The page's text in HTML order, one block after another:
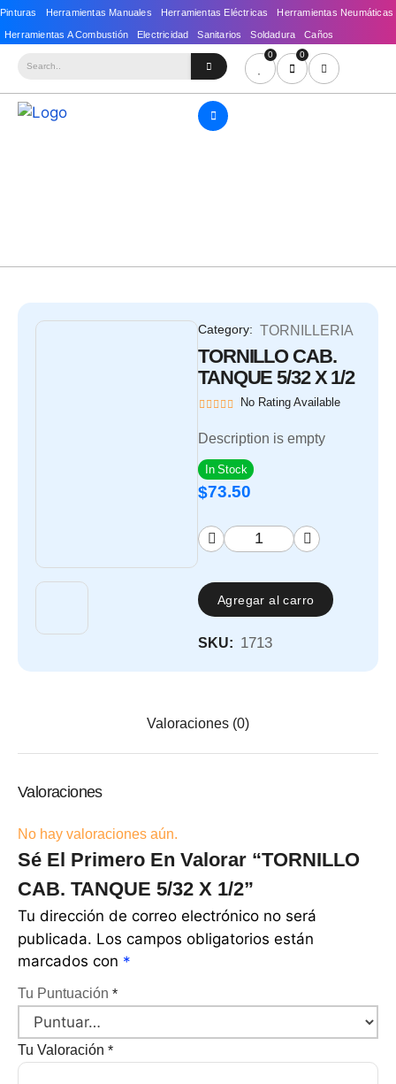
0 0
Category: TORNILLERIA
TORNILLO CAB.
TANQUE 5/32 X 1/2
No Rating Available
Description is empty
In Stock
$73.50
Agregar al carro
SKU: 1713
Valoraciones (0)
Valoraciones
No hay valoraciones aún.
Sé El Primero En Valorar “TORNILLO
CAB. TANQUE 5/32 X 1/2”
Tu dirección de correo electrónico no será
publicada. Los campos obligatorios están
marcados con *
Tu Puntuación *
Tu Valoración *